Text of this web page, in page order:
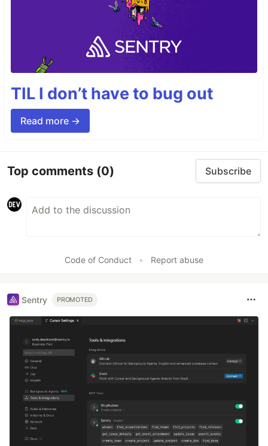
TIL I don’t have to bug out
Read more →
Top comments (0) Subscribe
Code of Conduct • Report abuse
Sentry PROMOTED